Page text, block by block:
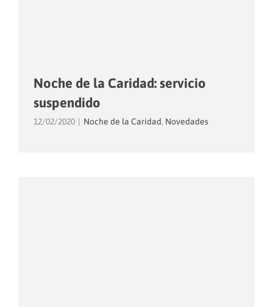
Noche de la Caridad: servicio
suspendido
12/02/2020 Noche de la Caridad, Novedades